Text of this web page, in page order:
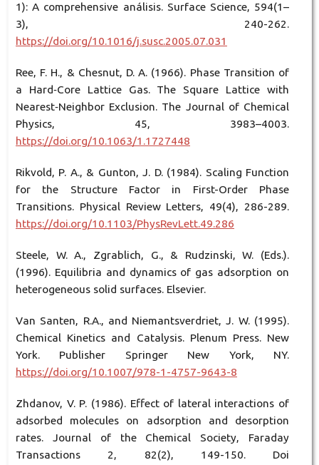
1): A comprehensive análisis. Surface Science, 594(1–
3), 240-262.
https://doi.org/10.1016/j.susc.2005.07.031
Ree, F. H., & Chesnut, D. A. (1966). Phase Transition of
a Hard‐Core Lattice Gas. The Square Lattice with
Nearest‐Neighbor Exclusion. The Journal of Chemical
Physics, 45, 3983–4003.
https://doi.org/10.1063/1.1727448
Rikvold, P. A., & Gunton, J. D. (1984). Scaling Function
for the Structure Factor in First-Order Phase
Transitions. Physical Review Letters, 49(4), 286-289.
https://doi.org/10.1103/PhysRevLett.49.286
Steele, W. A., Zgrablich, G., & Rudzinski, W. (Eds.).
(1996). Equilibria and dynamics of gas adsorption on
heterogeneous solid surfaces. Elsevier.
Van Santen, R.A., and Niemantsverdriet, J. W. (1995).
Chemical Kinetics and Catalysis. Plenum Press. New
York. Publisher Springer New York, NY.
https://doi.org/10.1007/978-1-4757-9643-8
Zhdanov, V. P. (1986). Effect of lateral interactions of
adsorbed molecules on adsorption and desorption
rates. Journal of the Chemical Society, Faraday
Transactions 2, 82(2), 149-150. Doi